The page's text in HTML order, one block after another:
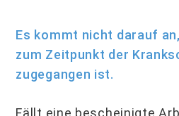
Es kommt nicht darauf
zum Zeitpunkt der
zugegangen ist.
Fällt eine bescheinigte